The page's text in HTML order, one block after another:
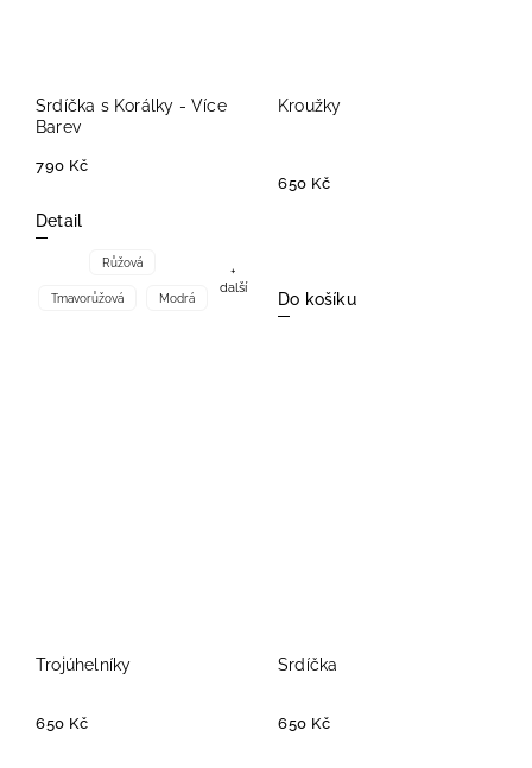
Srdíčka s Korálky - Více
Barev
790 Kč
Detail
Růžová
Tmavorůžová Modrá
+
další
Kroužky
650 Kč
Do košíku
Trojúhelníky
650 Kč
Srdíčka
650 Kč